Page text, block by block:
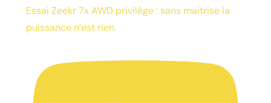
Essai Zeekr 7x AWD privilège : sans maitrise la
puissance n’est rien.